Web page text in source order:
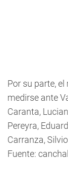
Por su parte,
medirse ante
Caranta,
Pereyra,
Carranza,
Fuente: